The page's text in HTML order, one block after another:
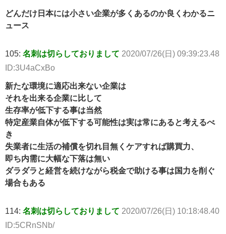
どんだけ日本には小さい企業が多くあるのか良くわかるニ
ュース
105: 名刺は切らしておりまして 2020/07/26(日) 09:39:23.48
ID:3U4aCxBo
新たな環境に適応出来ない企業は
それを出来る企業に比して
生存率が低下する事は当然
特定産業自体が低下する可能性は実は常にあると考えるべ
き
失業者に生活の補償を切れ目無くケアすれば購買力、
即ち内需に大幅な下落は無い
ダラダラと経営を続けながら税金で助ける事は国力を削ぐ
場合もある
114: 名刺は切らしておりまして 2020/07/26(日) 10:18:48.40
ID:5CRnSNb/